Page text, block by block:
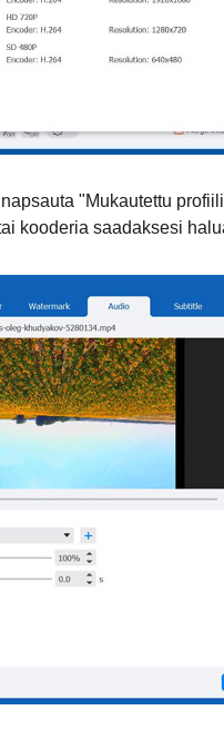
"Mukautettu
kooderia saadaksesi